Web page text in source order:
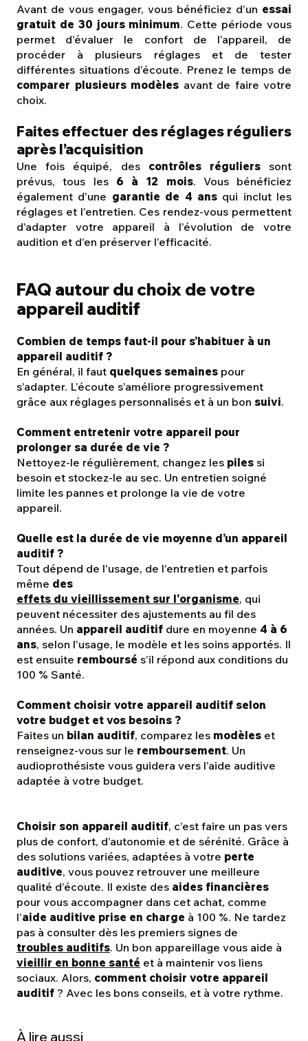
Avant de vous engager, vous bénéficiez d’un essai
gratuit de 30 jours minimum. Cette période vous
permet d’évaluer le confort de l’appareil, de
procéder à plusieurs réglages et de tester
différentes situations d’écoute. Prenez le temps de
comparer plusieurs modèles avant de faire votre
choix.
Faites effectuer des réglages réguliers
après l’acquisition
Une fois équipé, des contrôles régulierssont
prévus, tous les 6 à 12 mois. Vous bénéficiez
également d’une garantie de 4 ansqui inclut les
réglages et l’entretien. Ces rendez-vous permettent
d’adapter votre appareil à l’évolution de votre
audition et d’en préserver l’efficacité.
FAQ autour du choix de votre
appareil auditif
Combien de temps faut-il pour s’habituer à un
appareil auditif ?
En général, il faut quelques semaines pour
s’adapter. L’écoute s’améliore progressivement
grâce aux réglages personnalisés et à un bon suivi.
Comment entretenir votre appareil pour
prolonger sa durée de vie ?
Nettoyez-le régulièrement, changez les piles si
besoin et stockez-le au sec. Un entretien soigné
limite les pannes et prolonge la vie de votre
appareil.
Quelle est la durée de vie moyenne d’un appareil
auditif ?
Tout dépend de l'usage, de l'entretien et parfois
même des
effets du vieillissement sur l'organisme, qui
peuvent nécessiter des ajustements au fil des
années. Un appareil auditif dure en moyenne 4 à 6
ans, selon l’usage, le modèle et les soins apportés. Il
est ensuite remboursé s’il répond aux conditions du
100 % Santé.
Comment choisir votre appareil auditif selon
votre budget et vos besoins ?
Faites un bilan auditif, comparez les modèles et
renseignez-vous sur le remboursement. Un
audioprothésiste vous guidera vers l’aide auditive
adaptée à votre budget.
Choisir son appareil auditif, c’est faire un pas vers
plus de confort, d’autonomie et de sérénité. Grâce à
des solutions variées, adaptées à votre perte
auditive, vous pouvez retrouver une meilleure
qualité d’écoute. Il existe des aides financières
pour vous accompagner dans cet achat, comme
l’aide auditive prise en charge à 100 %. Ne tardez
pas à consulter dès les premiers signes de
troubles auditifs. Un bon appareillage vous aide à
vieillir en bonne santé et à maintenir vos liens
sociaux. Alors, comment choisir votre appareil
auditif ? Avec les bons conseils, et à votre rythme.
À lire aussi